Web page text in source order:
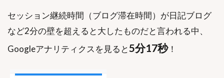
セッション継続時間（ブログ滞在時間）が日記ブログ
など2分の壁を超えると大したものだと言われる中、
Googleアナリティクスを見ると5分17秒！